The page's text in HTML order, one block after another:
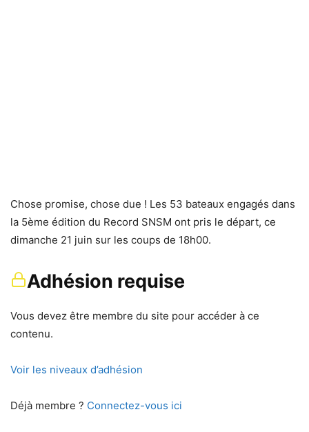
Chose promise, chose due ! Les 53 bateaux engagés dans
la 5ème édition du Record SNSM ont pris le départ, ce
dimanche 21 juin sur les coups de 18h00.
Adhésion requise
Vous devez être membre du site pour accéder à ce
contenu.
Voir les niveaux d’adhésion
Déjà membre ? Connectez-vous ici